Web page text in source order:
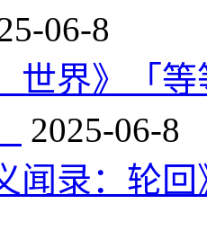
06-8
世界》「
2025-06-8
闻录：轮